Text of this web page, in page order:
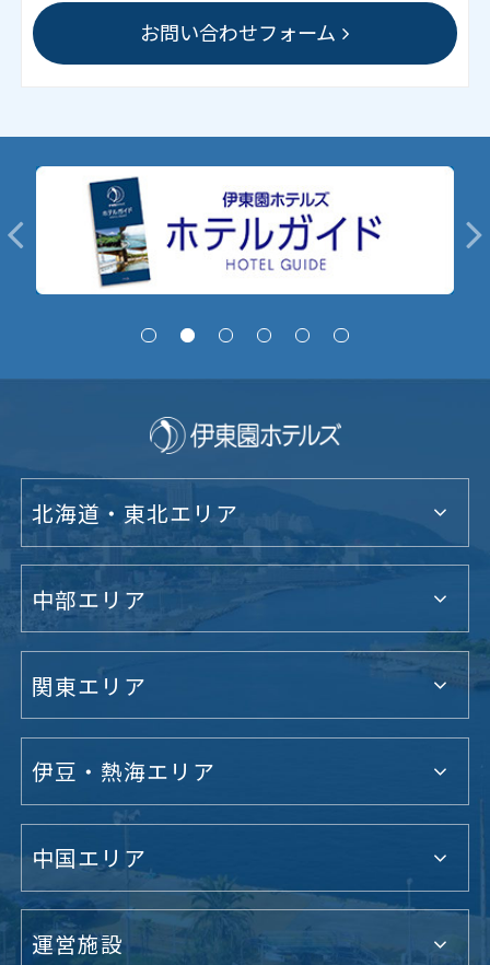
お問い合わせフォーム
北海道・東北エリア
中部エリア
関東エリア
伊豆・熱海エリア
中国エリア
運営施設